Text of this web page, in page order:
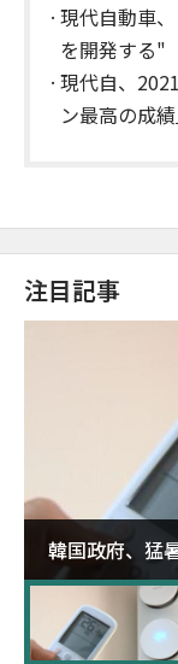
現代自動車
を開発する"
現代自、
ン最高の成績
注目記事
韓国政府、猛
に需給対応体